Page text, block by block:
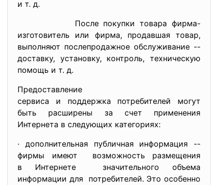
и т. д.
После покупки товара фирма-
изготовитель или фирма, продавшая товар,
выполняют послепродажное обслуживание --
доставку, установку, контроль, техническую
помощь и т. д.
Предоставление
сервиса и поддержка потребителей могут
быть расширены за счет применения
Интернета в следующих категориях:
· дополнительная публичная информация --
фирмы имеют возможность размещения
в Интернете значительного объема
информации для потребителей. Это особенно